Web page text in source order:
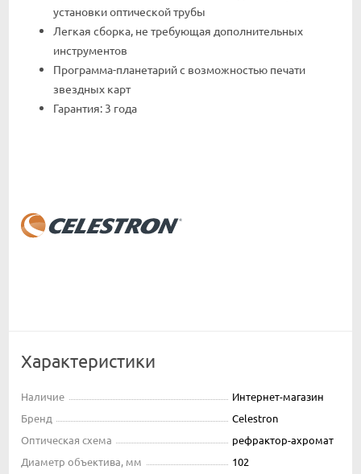
установки оптической трубы
Легкая сборка, не требующая дополнительных
инструментов
Программа-планетарий с возможностью печати
звездных карт
Гарантия: 3 года
Характеристики
Наличие
Интернет-магазин
Бренд
Celestron
Оптическая схема
рефрактор-ахромат
Диаметр объектива, мм
102